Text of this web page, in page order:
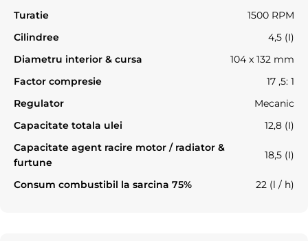
Turatie
1500 RPM
Cilindree
4,5 (I)
Diametru interior & cursa
104 x 132 mm
Factor compresie
17 ,5: 1
Regulator
Mecanic
Capacitate totala ulei
12,8 (I)
Capacitate agent racire motor / radiator &
furtune
18,5 (I)
Consum combustibil la sarcina 75% 22 (l / h)